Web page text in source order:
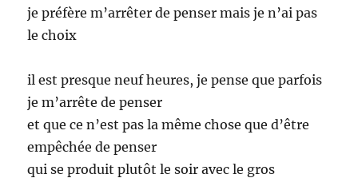
je préfère m’arrêter de penser mais je n’ai pas
le choix
il est presque neuf heures, je pense que parfois
je m’arrête de penser
et que ce n’est pas la même chose que d’être
empêchée de penser
qui se produit plutôt le soir avec le gros